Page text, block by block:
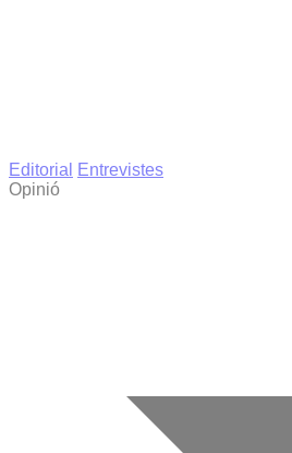
Editorial
Entrevistes
Opinió